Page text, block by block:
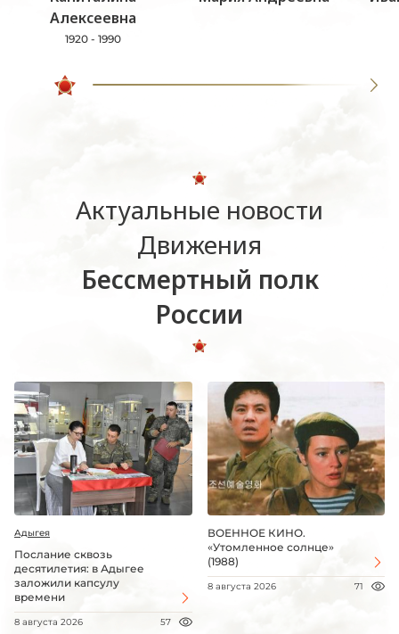
Алексеевна
1920 - 1990
Актуальные новости
Движения
Бессмертный полк
России
Адыгея
Послание сквозь
десятилетия: в Адыгее
заложили капсулу
времени
8 августа 2026 57
ВОЕННОЕ КИНО.
«Утомленное солнце»
(1988)
8 августа 2026 71